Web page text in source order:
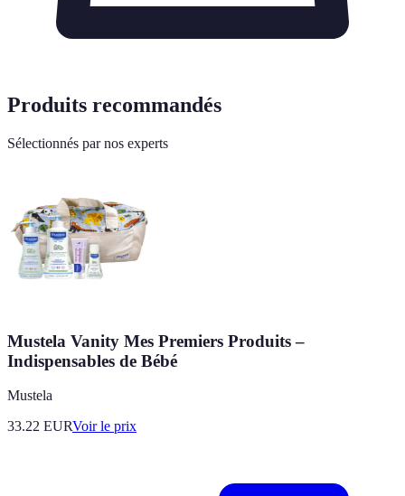
Produits recommandés
Sélectionnés par nos experts
Mustela Vanity Mes Premiers Produits –
Indispensables de Bébé
Mustela
33.22 EURVoir le prix